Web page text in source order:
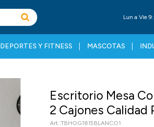
DEPORTES Y FITNESS MASCOTAS
Lun a Vie
Escritorio Mesa
2 Cajones Calidad
TBHOG1815BLANCO1